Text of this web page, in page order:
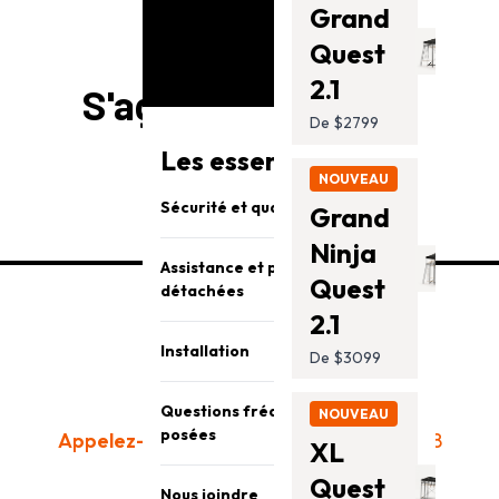
Les essentiels Vuly
Sécurité et qualité
Assistance et pièces
détachées
Installation
Questions fréquemment
posées
Nous joindre
Grand
Quest
2.1
De $2799
NOUVEAU
Grand
Ninja
Quest
2.1
De $3099
NOUVEAU
XL
Quest
S'agence bien avec
Appelez-nous aujourd'hui: (866) 866-8858
Heures du centre d'appels :